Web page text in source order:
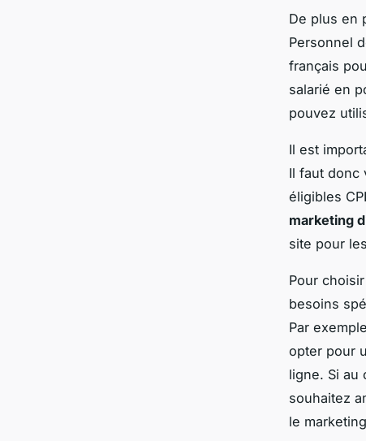
De plus en
Personnel
français
salarié en
pouvez
Il est
Il faut donc
éligibles
marketing
site pour
Pour
besoins
Par
opter pour
ligne. Si au
souhaitez
le